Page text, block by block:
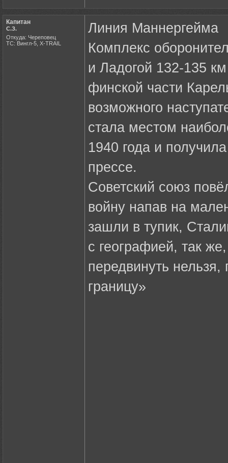
Капитан
С.З.
Откуда: Череповец
ТС: Вингл-5, X-TRAIL
Линия Маннергейма
Комплекс
и Ладогой 132-135
финской части
возможного
стала местом
1940 года и
прессе.
Советский союз
войну напав на
зашли в тупик,
с географией, так
передвинуть
границу»